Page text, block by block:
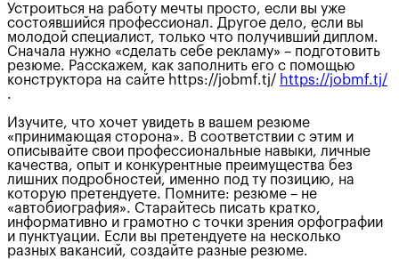
Устроиться на работу мечты просто, если вы уже
состоявшийся профессионал. Другое дело, если вы
молодой специалист, только что получивший диплом.
Сначала нужно «сделать себе рекламу» – подготовить
резюме. Расскажем, как заполнить его с помощью
конструктора на сайте https://jobmf.tj/ https://jobmf.tj/
.
Изучите, что хочет увидеть в вашем резюме
«принимающая сторона». В соответствии с этим и
описывайте свои профессиональные навыки, личные
качества, опыт и конкурентные преимущества без
лишних подробностей, именно под ту позицию, на
которую претендуете. Помните: резюме – не
«автобиография». Старайтесь писать кратко,
информативно и грамотно с точки зрения орфографии
и пунктуации. Если вы претендуете на несколько
разных вакансий, создайте разные резюме.